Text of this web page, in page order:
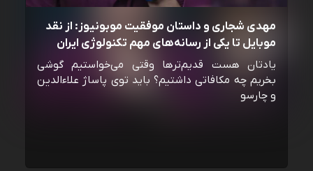
مهدی شجاری و داستان موفقیت موبونیوز: از نقد
موبایل تا یکی از رسانه‌‌های مهم تکنولوژی ایران
یادتان هست قدیم‌ترها وقتی می‌خواستیم گوشی
بخریم چه مکافاتی داشتیم؟ باید توی پاساژ علاءالدین
و چارسو